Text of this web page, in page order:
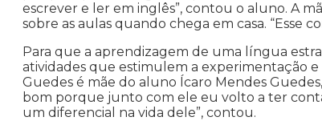
escrever e ler em inglês”, contou o aluno. A
sobre as aulas quando chega em casa.
Para que a aprendizagem de uma língua
atividades que estimulem a experimentação
Guedes é mãe do aluno Ícaro Mendes
bom porque junto com ele eu volto a ter
um diferencial na vida dele”, contou.